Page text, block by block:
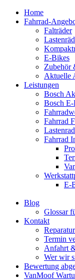
Home
Fahrrad-
Falträder
E-Bikes
Zubehör
Aktuelle
Leistungen
Bosch
Bosch
Fahrrad
Fahrrad
E-
Blog
Glossar
Kontakt
Termin
Anfahrt
Wer wir
Bewertung
VanMoof